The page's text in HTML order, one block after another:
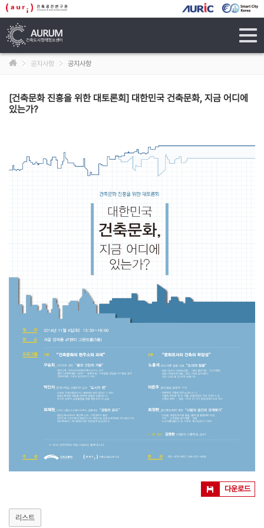
공지사항 공지사항
[건축문화 진흥을 위한 대토론회] 대한민국 건축문화, 지금 어디에
있는가?
다운로드
리스트